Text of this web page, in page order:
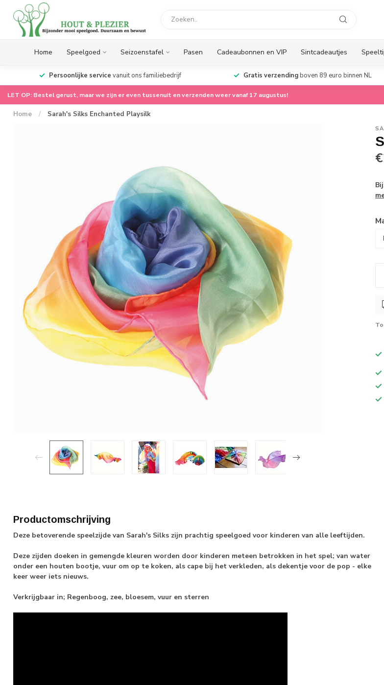
Home Speelgoed Seizoenstafel Pasen Cadeaubonnen en VIP Sintcadeautjes
We gaan op 17 augustus meteen weer voor je aan de Persoonlijke servicevanuit ons familiebedrijf
LET OP: Bestel gerust, maar we zijn er even tussenuit en verzenden weer vanaf 17 augustus!
Home / Sarah's Silks Enchanted Playsilk
Productomschrijving
Deze betoverende speelzijde van Sarah's Silks zijn prachtig speelgoed voor kinderen van alle leeftijden.
Deze zijden doeken in gemengde kleuren worden door kinderen meteen betrokken in het spel; van water
onder een houten bootje, vuur om op te koken, als cape bij het verkleden, als dekentje voor de pop - elke
keer weer iets nieuws.
Verkrijgbaar in; Regenboog, zee, bloesem, vuur en sterren